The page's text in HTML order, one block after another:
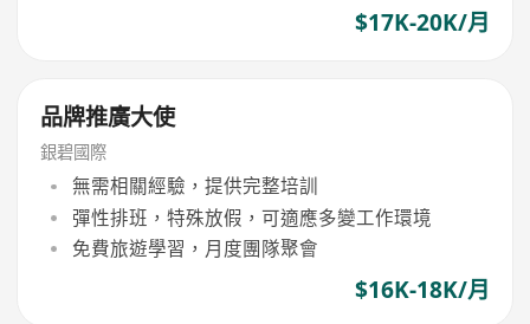
$17K-20K/月
品牌推廣大使
銀碧國際
無需相關經驗，提供完整培訓
彈性排班，特殊放假，可適應多變工作環境
免費旅遊學習，月度團隊聚會
$16K-18K/月